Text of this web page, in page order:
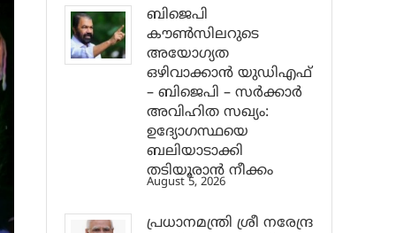
ബിജെപി
കൗൺസിലറുടെ
അയോഗ്യത
ഒഴിവാക്കാൻ യുഡിഎഫ്
– ബിജെപി – സർക്കാർ
അവിഹിത സഖ്യം:
ഉദ്യോഗസ്ഥയെ
ബലിയാടാക്കി
തടിയൂരാൻ നീക്കം
August 5, 2026
പ്രധാനമന്ത്രി ശ്രീ നരേന്ദ്ര